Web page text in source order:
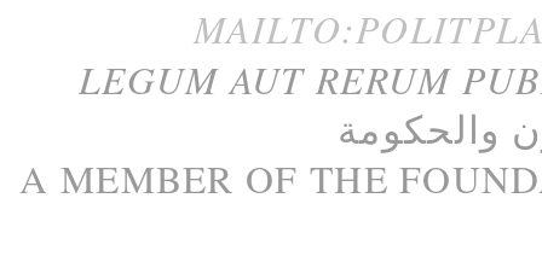
LEGUM AUT RERUM
والحكومة
A MEMBER OF THE